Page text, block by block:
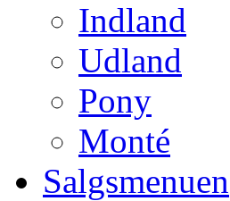
Indland
Udland
Pony
Monté
Salgsmenuen